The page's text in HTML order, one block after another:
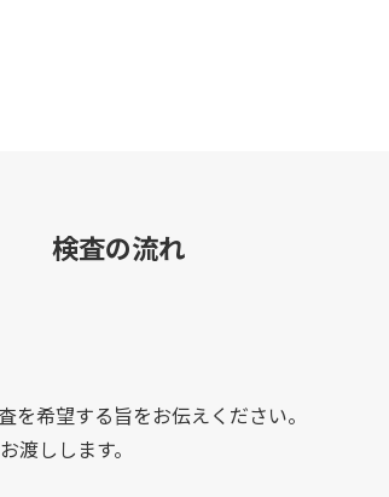
検査の流れ
を希望する旨をお伝えください。
渡しします。